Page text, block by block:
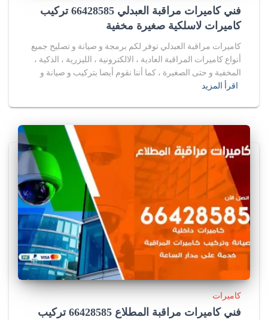
فني كاميرات مراقبة العبدلي 66428585 تركيب
كاميرات لاسلكية صغيرة مخفية
كاميرات مراقبة العبدلي توفر لكم برمجة و صيانة و تصليح جميع
أنواع كاميرات المراقبة العادية ، الالكترونية ، الليزرية ، الذكية ،
المخفية و حتى الصغيرة ، كما أننا نقوم أيضا بتركيب و صيانة و
اقرأ المزيد
كاميرات
فني كاميرات مراقبة المطلاع 66428585 تركيب